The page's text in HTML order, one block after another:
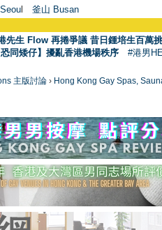
l 釜山 Busan
先生 Flow 再捲爭議 昔日鍾培生百萬
同矮仔】擾亂香港機場秩序 #港男
主版討論 › Hong Kong Gay Spas,